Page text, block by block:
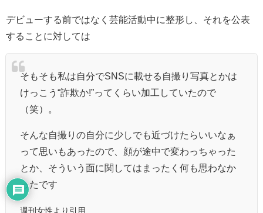
デビューする前ではなく芸能活動中に整形し、それを公表
することに対しては
そもそも私は自分でSNSに載せる 自撮り写真とかは
けっこう“詐欺か!”ってくらい加工していたので
（笑）。
そんな自撮りの自分に少しでも近づけたらいいなぁ
って思いもあったので、顔が途中で変わっちゃった
とか、そういう面に関してはまったく何も思わなか
ったです
週刊女性より引用